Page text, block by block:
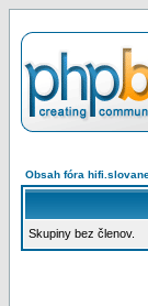
Obsah fóra
Skupiny bez členov.